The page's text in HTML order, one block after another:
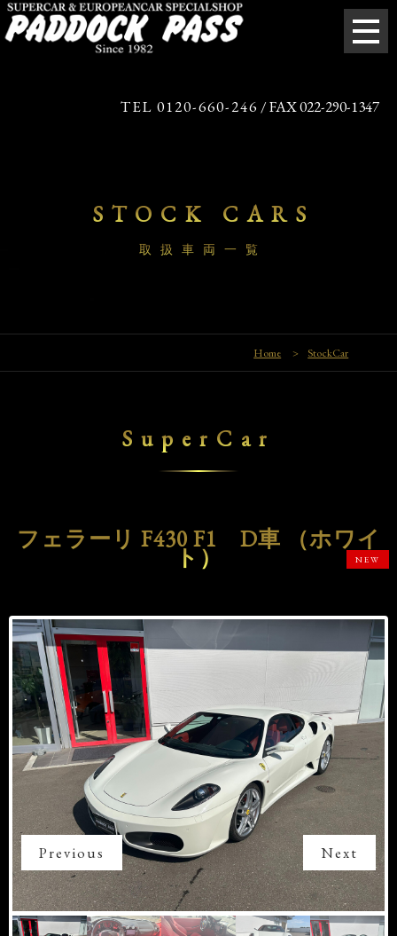
TEL 0120-660-246 / FAX 022-290-1347
STOCK CARS
取扱車両一覧
Home > StockCar
SuperCar
フェラーリ F430 F1 D車 （ホワイ
ト） NEW
Previous Next